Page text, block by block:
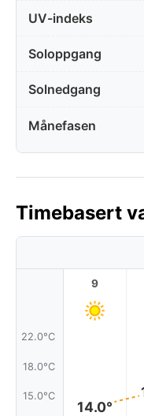
UV-indeks
Soloppgang
Solnedgang
Månefasen
Timebasert
22.0°C
18.0°C
15.0°C
9
14.0°